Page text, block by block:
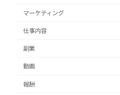
マーケティング
仕事内容
副業
動画
報酬